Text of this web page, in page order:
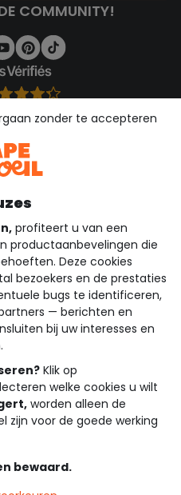
COMMUNITY!
applicatie
applicatie
profiteert u van een
productaanbevelingen die
Deze cookies
bezoekers en de prestaties
bugs te identificeren,
— berichten en
bij uw interesses en
Klik op
welke cookies u wilt
worden alleen de
zijn voor de goede werking
bewaard.
zonder te accepteren